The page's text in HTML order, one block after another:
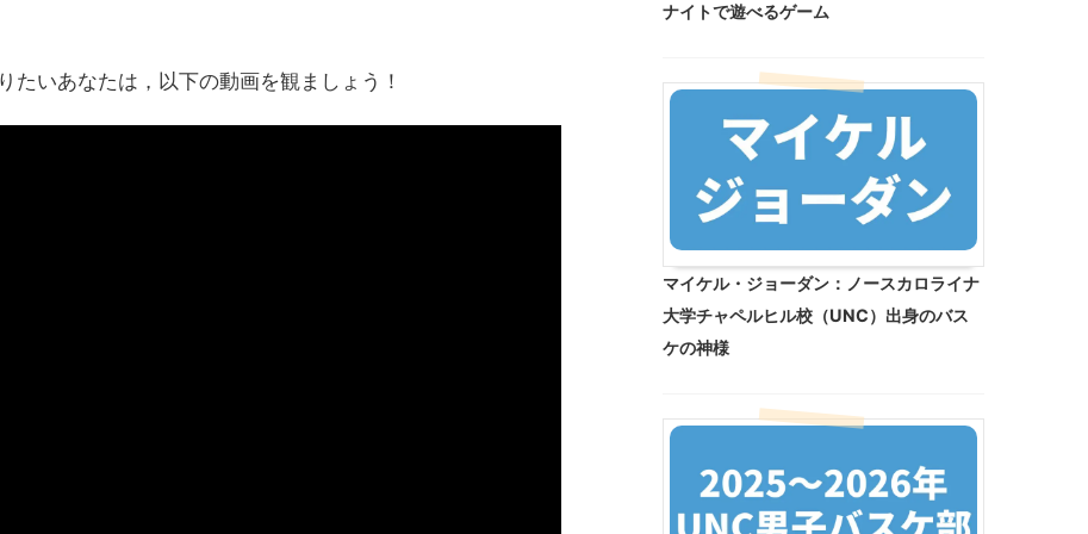
たいあなたは，以下の動画を観ましょう！
ナイトで遊べるゲーム
マイケル・ジョーダン：ノースカロライナ
大学チャペルヒル校（UNC）出身のバス
ケの神様